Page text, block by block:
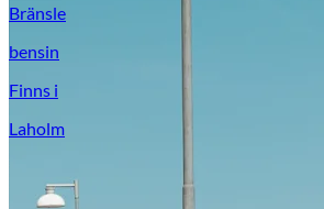
Bränsle
bensin
Finns i
Laholm